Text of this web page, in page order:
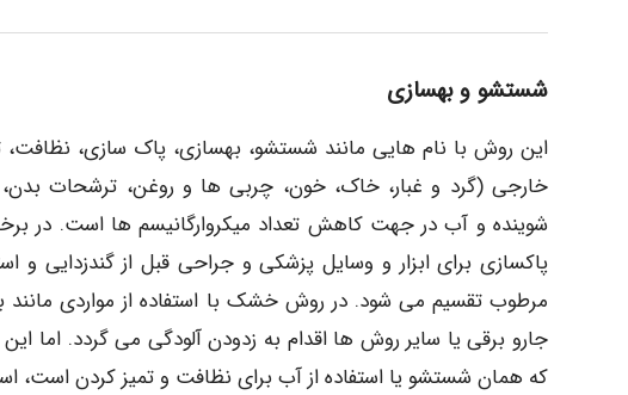
شستشو و بهسازی
این روش با نام هایی مانند شستشو، بهسازی، پاک سازی،
خارجی (گرد و غبار، خاک، خون، چربی ها و روغن، ترشحات
شوینده و آب در جهت کاهش تعداد میکروارگانیسم ها است. در
پاکسازی برای ابزار و وسایل پزشکی و جراحی قبل از گندزدایی و
مرطوب تقسیم می شود. در روش خشک با استفاده از مواردی مانند
جارو برقی یا سایر روش ها اقدام به زدودن آلودگی می گردد. اما
که همان شستشو یا استفاده از آب برای نظافت و تمیز کردن است،